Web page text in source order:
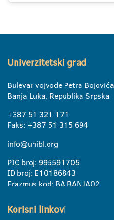
Univerzitetski grad
Bulevar vojvode Petra Bojovića
Banja Luka, Republika Srpska
+387 51 321 171
Faks: +387 51 315 694
info@unibl.org
PIC broj: 995591705
ID broj: E10186843
Erazmus kod: BA BANJA02
Korisni linkovi